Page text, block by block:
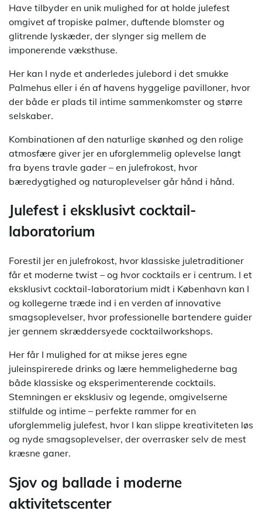
Have tilbyder en unik mulighed for at holde julefest
omgivet af tropiske palmer, duftende blomster og
glitrende lyskæder, der slynger sig mellem de
imponerende væksthuse.
Her kan I nyde et anderledes julebord i det smukke
Palmehus eller i én af havens hyggelige pavilloner, hvor
der både er plads til intime sammenkomster og større
selskaber.
Kombinationen af den naturlige skønhed og den rolige
atmosfære giver jer en uforglemmelig oplevelse langt
fra byens travle gader – en julefrokost, hvor
bæredygtighed og naturoplevelser går hånd i hånd.
Julefest i eksklusivt cocktail-
laboratorium
Forestil jer en julefrokost, hvor klassiske juletraditioner
får et moderne twist – og hvor cocktails er i centrum. I et
eksklusivt cocktail-laboratorium midt i København kan I
og kollegerne træde ind i en verden af innovative
smagsoplevelser, hvor professionelle bartendere guider
jer gennem skræddersyede cocktailworkshops.
Her får I mulighed for at mikse jeres egne
juleinspirerede drinks og lære hemmelighederne bag
både klassiske og eksperimenterende cocktails.
Stemningen er eksklusiv og legende, omgivelserne
stilfulde og intime – perfekte rammer for en
uforglemmelig julefest, hvor I kan slippe kreativiteten løs
og nyde smagsoplevelser, der overrasker selv de mest
kræsne ganer.
Sjov og ballade i moderne
aktivitetscenter